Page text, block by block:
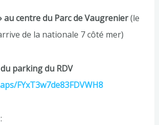
au centre du Parc de Vaugrenier(le
de la nationale 7 côté mer)
parking du RDV
FYxT3w7de83FDVWH8
: